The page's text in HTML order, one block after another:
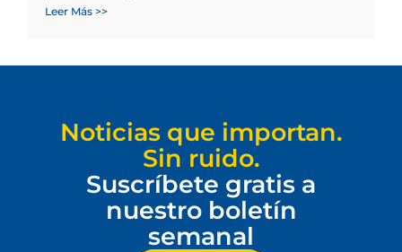
Leer Más >>
Noticias que importan.
Sin ruido.
Suscríbete gratis a
nuestro boletín
semanal